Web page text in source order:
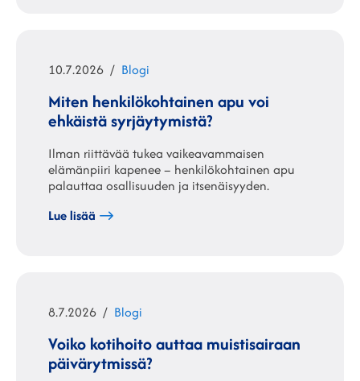
Julkaistu
10.7.2026 Kategoriat
Blogi
Miten henkilökohtainen apu voi
ehkäistä syrjäytymistä?
Ilman riittävää tukea vaikeavammaisen
elämänpiiri kapenee – henkilökohtainen apu
palauttaa osallisuuden ja itsenäisyyden.
Lue lisää
Julkaistu
8.7.2026 Kategoriat
Blogi
Voiko kotihoito auttaa muistisairaan
päivärytmissä?